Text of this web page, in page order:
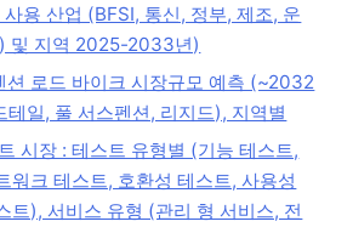
용 산업 (BFSI, 통신, 정부, 제조, 운
및 지역 2025-2033년)
션 로드 바이크 시장규모 예측 (~2032
테일, 풀 서스펜션, 리지드), 지역별
시장 : 테스트 유형별 (기능 테스트,
워크 테스트, 호환성 테스트, 사용성
트), 서비스 유형 (관리 형 서비스, 전